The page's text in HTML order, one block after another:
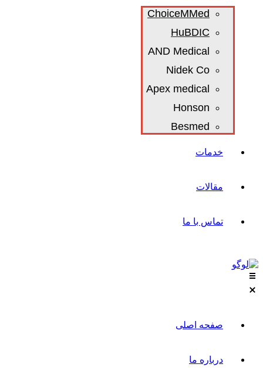
ChoiceMMed
HuBDIC
AND Medical
Nidek Co
Apex medical
Honson
Besmed
خدمات
مقالات
تماس با ما
صفحه اصلی
درباره ما